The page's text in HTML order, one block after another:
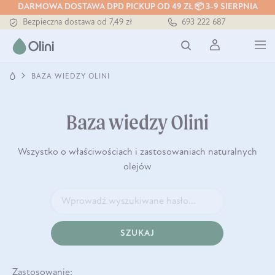
DARMOWA DOSTAWA DPD PICKUP OD 49 ZŁ 📦 3-9 SIERPNIA
Tłoczony zawsze na zimno
Bezpieczna dostawa od 7,49 zł
Tłoczony zawsze na zimno
693 222 687
BAZA WIEDZY OLINI
Baza wiedzy Olini
Wszystko o właściwościach i zastosowaniach naturalnych
olejów
SZUKAJ
Zastosowanie: